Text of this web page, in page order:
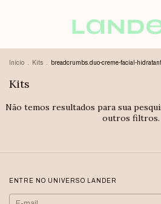
Início Kits breadcrumbs.duo-creme-facial-
Kits
Não temos resultados para sua
outros filtros.
ENTRE NO UNIVERSO LANDER